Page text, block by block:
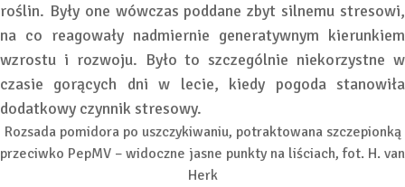
roślin. Były one wówczas poddane zbyt silnemu stresowi,
na co reagowały nadmiernie generatywnym kierunkiem
wzrostu i rozwoju. Było to szczególnie niekorzystne w
czasie gorących dni w lecie, kiedy pogoda stanowiła
dodatkowy czynnik stresowy.
Rozsada pomidora po uszczykiwaniu, potraktowana szczepionką
przeciwko PepMV – widoczne jasne punkty na liściach, fot. H. van
Herk